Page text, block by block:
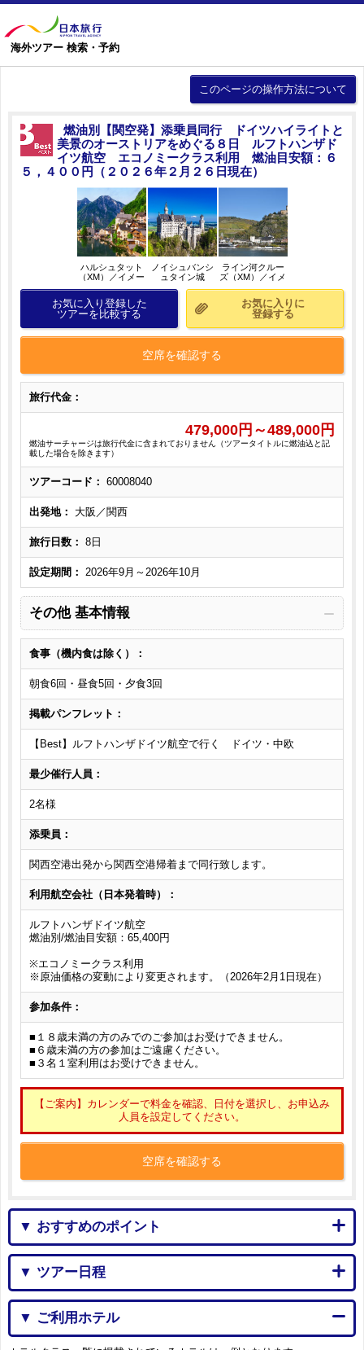
海外ツアー 検索・予約
このページの操作方法について
燃油別【関空発】添乗員同行 ドイツハイライトと
美景のオーストリアをめぐる８日 ルフトハンザド
イツ航空 エコノミークラス利用 燃油目安額：６
５，４００円（２０２６年２月２６日現在）
ハルシュタット
（XM）／イメー
ノイシュバンシ
ュタイン城
ライン河クルー
ズ（XM）／イメ
お気に入り登録した
ツアーを比較する
お気に入りに
登録する
空席を確認する
旅行代金：
479,000 円～489,000 円
燃油サーチャージは旅行代金に含まれておりません（ツアータイトルに燃油込と記
載した場合を除きます）
ツアーコード： 60008040
出発地： 大阪／関西
旅行日数： 8日
設定期間： 2026年9月～2026年10月
その他 基本情報
食事（機内食は除く）：
朝食6回・昼食5回・夕食3回
掲載パンフレット：
【Best】ルフトハンザドイツ航空で行く ドイツ・中欧
最少催行人員：
2名様
添乗員：
関西空港出発から関西空港帰着まで同行致します。
利用航空会社（日本発着時）：
ルフトハンザドイツ航空
燃油別/燃油目安額：65,400円
※エコノミークラス利用
※原油価格の変動により変更されます。（2026年2月1日現在）
参加条件：
■１８歳未満の方のみでのご参加はお受けできません。
■６歳未満の方の参加はご遠慮ください。
■３名１室利用はお受けできません。
【ご案内】カレンダーで料金を確認、日付を選択し、お申込み
人員を設定してください。
空席を確認する
▼ おすすめのポイント
▼ ツアー日程
▼ ご利用ホテル